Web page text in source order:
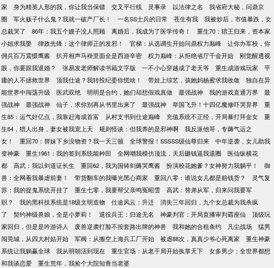
家
身为精英人形的我，你让我当保镖 交叉平行线 灵事录 以法律之名
我省府大秘，问鼎京
圈
军火贩子什么鬼？我就一破产厂长！ 一名SS士兵的日常 苍生有我
我被炒后，市值暴跌，女
总裁哭了
86年：我五个嫂子没人照顾 离婚后，我成为了医学传奇！
重生70：猎王归来，资本家
小姐求我娶
律政先锋：这个律师正的发邪！ 官梯：从选调生开始问鼎权力巅峰
让你办军校，你
佣兵百万震慑鹰酱
扒开相声马褂里面全是西游辛密 权力巅峰：从拒绝省厅千金开始
刚觉醒透视
眼，你要跟我退婚？
张易发老师解读书籍文字版 一不小心穿越成了老天爷 重生成游戏玩家
平
庸的人不拯救世界
顶我仕途？我转投纪委你慌啥！ 带娃上综艺，孩她妈杨蜜求我收敛
独自在异
能世界中闯荡升级
医武双绝 明明是合约，她们却想假戏真做 最强战神 我的游戏直通万界
最
强战神
最强战神 仙子，求你别再从书里出来了 最强战神 举国飞升！十四亿魔修吓哭异界
重
生85：运气好亿点，我靠赶海成首富
从村支书到仕途巅峰 充值系统不正经，开局暴打拜金女
重
生64，猎人出身，妻女被我宠上天
规则怪谈：但我养的是邪神啊
我反派他哥，专薅气运之
女！
重回70：替妹下乡没物资？我一天三顿 全球警报！SSSSS级仙尊归来
中年逆袭，女儿助我
变神豪
重生1961：我的签到系统能种田 全网嘲我模仿顶流，天后砸钱逼我退圈
医仙纵横花
都
高武：我以剑道证长生 重回62，我为国铸剑薅哭鹰酱 扮演校花她爹？女神努力我躺平！
御
兽：全网看我暴虐前妻！
带货翻车的我曝光黑心商家 重回八零：谁说女儿都是赔钱货？
灵气复
苏：我的捉鬼系统开挂了
重生七零，我要帮父亲鸣冤昭雪
高武：替弟从军，归来问我要军
职？
我的黑科技系统是18级文明造物 仕途风云：升迁
消失三年回归，九个女总裁为我杀疯
了
契约神级兽娘，全是小萝莉！ 退役兵王：归途无名 神豪判官：开局直播审判霸座仙
顶级玩
家回归，但是是吟游诗人
废兽逆袭打脸不按套路出牌的神兽 我和她的合租条约 凡尘战场
猛男
闯莞城，从四大村姑开始
军阀：从搬空上海兵工厂开始 被虐88次，真真少爷心死离家
重生神豪
系统让我躺赢全球
我从明朝活到现在 重生官场：从老干局开始执掌天下
女多男少：全世界都想
和我谈恋爱
重生荒年，我捡个大院知青当老婆